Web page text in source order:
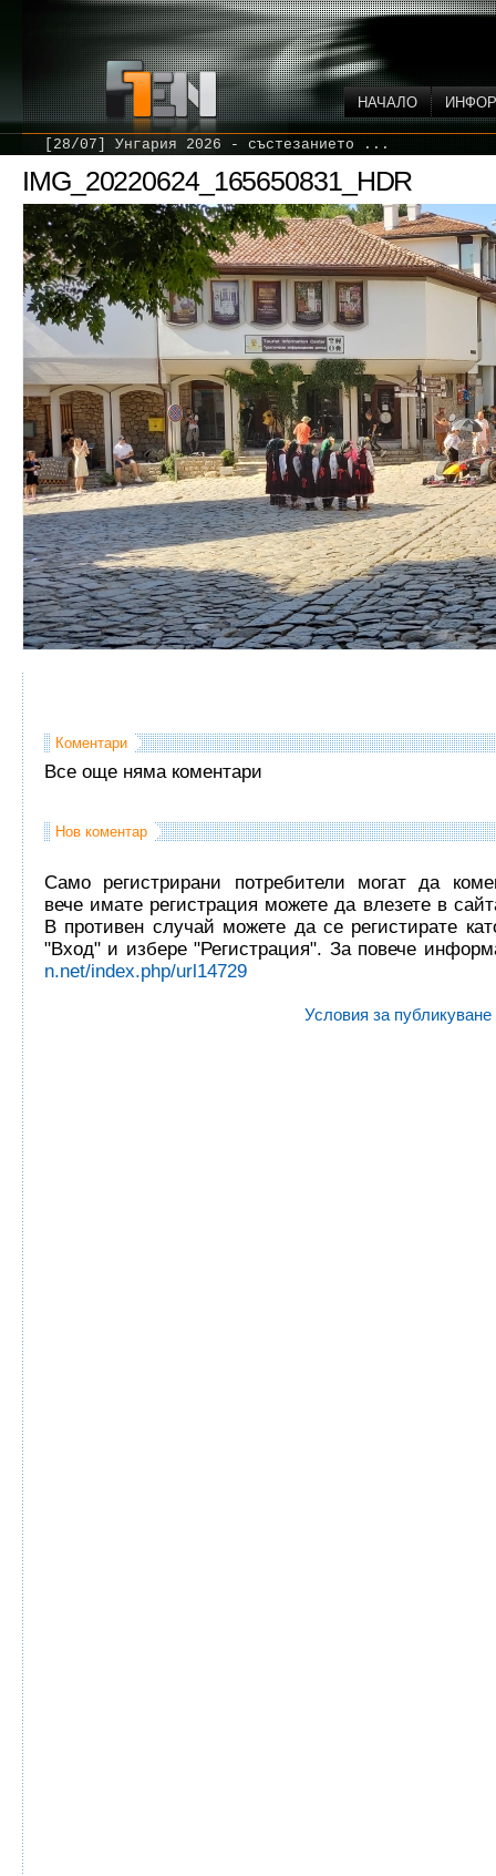
НАЧАЛО
[28/07] Унгария 2026 - състезанието ...
IMG_20220624_165650831_HDR
Коментари
Все още няма коментари
Нов коментар
Само регистрирани потребители могат да
вече имате регистрация можете да влезете в
В противен случай можете да се регистирате
"Вход" и избере "Регистрация". За повече
n.net/index.php/url14729
Условия за